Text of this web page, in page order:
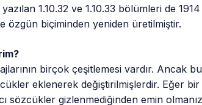
1.10.32 ve 1.10.33 bölümleri de
özgün biçiminden yeniden üretilmiştir.
birçok çeşitlemesi vardır. Ancak
eklenerek değiştirilmişlerdir. Eğer
sözcükler gizlenmediğinden emin